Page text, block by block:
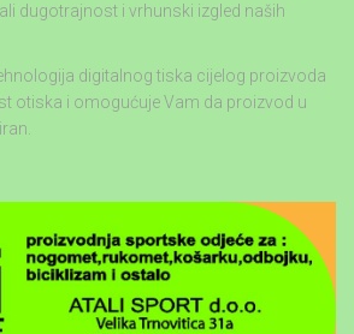
dugotrajnost i vrhunski izgled naših
digitalnog tiska cijelog proizvoda
otiska i omogućuje Vam da proizvod u